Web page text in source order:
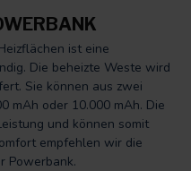
ist eine
Die beheizte Weste wird
Sie können aus zwei
mAh oder 10.000 mAh. Die
und können somit
empfehlen wir die
Powerbank.